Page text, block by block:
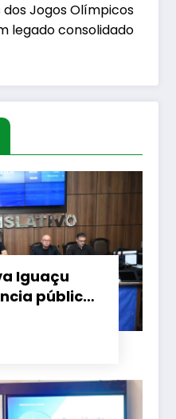
Jogos Olímpicos
legado consolidado
Iguaçu
pública
no
energia